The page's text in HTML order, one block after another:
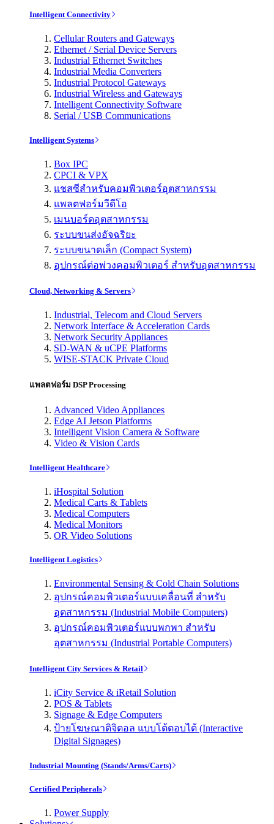
Intelligent Connectivity
Cellular Routers and Gateways
Ethernet / Serial Device Servers
Industrial Ethernet Switches
Industrial Media Converters
Industrial Protocol Gateways
Industrial Wireless and Gateways
Intelligent Connectivity Software
Serial / USB Communications
Intelligent Systems
Box IPC
CPCI & VPX
แชสซีสำหรับคอมพิวเตอร์อุตสาหกรรม
แพลตฟอร์มวีดีโอ
เมนบอร์ดอุตสาหกรรม
ระบบขนส่งอัจฉริยะ
ระบบขนาดเล็ก (Compact System)
อุปกรณ์ต่อพ่วงคอมพิวเตอร์ สำหรับอุตสาหกรรม
Cloud, Networking & Servers
Industrial, Telecom and Cloud Servers
Network Interface & Acceleration Cards
Network Security Appliances
SD-WAN & uCPE Platforms
WISE-STACK Private Cloud
แพลตฟอร์ม DSP Processing
Advanced Video Appliances
Edge AI Jetson Platforms
Intelligent Vision Camera & Software
Video & Vision Cards
Intelligent Healthcare
iHospital Solution
Medical Carts & Tablets
Medical Computers
Medical Monitors
OR Video Solutions
Intelligent Logistics
Environmental Sensing & Cold Chain Solutions
อุปกรณ์คอมพิวเตอร์แบบเคลื่อนที่ สำหรับ
อุตสาหกรรม (Industrial Mobile Computers)
อุปกรณ์คอมพิวเตอร์แบบพกพา สำหรับ
อุตสาหกรรม (Industrial Portable Computers)
Intelligent City Services & Retail
iCity Service & iRetail Solution
POS & Tablets
Signage & Edge Computers
ป้ายโฆษณาดิจิตอล แบบโต้ตอบได้ (Interactive
Digital Signages)
Industrial Mounting (Stands/Arms/Carts)
Certified Peripherals
Power Supply